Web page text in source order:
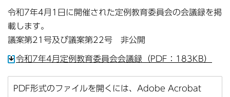
令和7年4月1日に開催された定例教育委員会の会議録を掲
載します。
議案第21号及び議案第22号 非公開
令和7年4月定例教育委員会会議録（PDF：183KB）
PDF形式のファイルを開くには、Adobe Acrobat